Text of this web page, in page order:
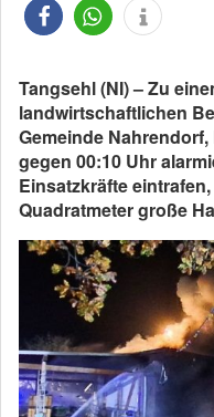
Tangsehl (NI) – Zu
landwirtschaftlichen
Gemeinde
gegen 00:10 Uhr
Einsatzkräfte
Quadratmeter große